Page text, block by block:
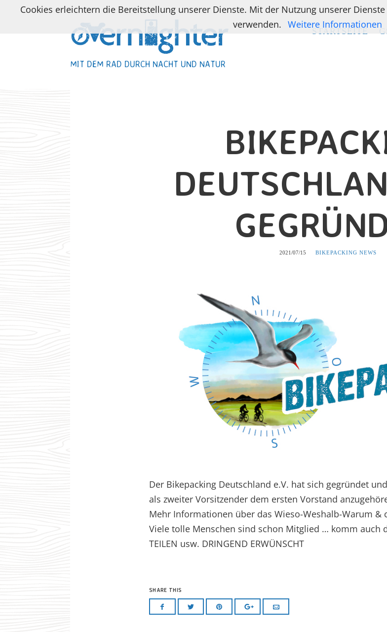
STARTSEITE
MIT DEM RAD DURCH NACHT UND NATUR
STARTSEITE
MIT DEM RAD DURCH NACHT UND NATUR
2021/07/15 BIKEPACKING NEWS
Der Bikepacking Deutschland e.V. hat sich gegründet
als zweiter Vorsitzender dem ersten Vorstand
Mehr Informationen über das Wieso-Weshalb-Warum &
Viele tolle Menschen sind schon Mitglied … komm auch
TEILEN usw. DRINGEND ERWÜNSCHT
SHARE THIS
Cookies erleichtern die Bereitstellung unserer Dienste. Mit der Nutzung unserer
verwenden. Weitere Informationen